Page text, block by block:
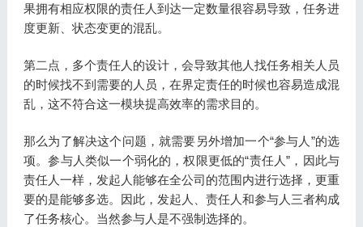
果拥有相应权限的责任人到达一定数量很容易导致，任务进
度更新、状态变更的混乱。
第二点，多个责任人的设计，会导致其他人找任务相关人员
的时候找不到需要的人员，在界定责任的时候也容易造成混
乱，这不符合这一模块提高效率的需求目的。
那么为了解决这个问题，就需要另外增加一个“参与人”的选
项。参与人类似一个弱化的，权限更低的“责任人”，因此与
责任人一样，发起人能够在全公司的范围内进行选择，更重
要的是能够多选。因此，发起人、责任人和参与人三者构成
了任务核心。当然参与人是不强制选择的。